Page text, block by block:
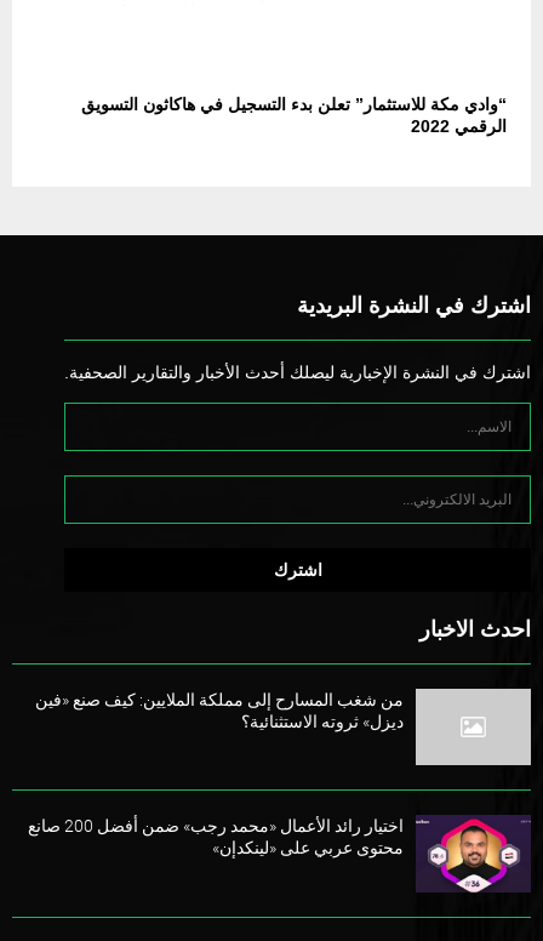
“وادي مكة للاستثمار” تعلن بدء التسجيل في هاكاثون التسويق
الرقمي 2022
اشترك في النشرة البريدية
اشترك في النشرة الإخبارية ليصلك أحدث الأخبار والتقارير الصحفية.
احدث الاخبار
من شغب المسارح إلى مملكة الملايين: كيف صنع «فين
ديزل» ثروته الاستثنائية؟
اختيار رائد الأعمال «محمد رجب» ضمن أفضل 200 صانع
محتوى عربي على «لينكدإن»